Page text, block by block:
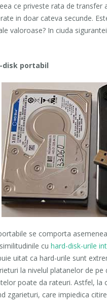
ce priveste rata de
in doar cateva secunde.
valoroase? In ciuda
disk portabil
se comporta
cu hard-disk-urile
uitat ca hard-urile sunt
la nivelul platanelor de
poate da rateuri. Astfel,
zgarieturi, care impiedica